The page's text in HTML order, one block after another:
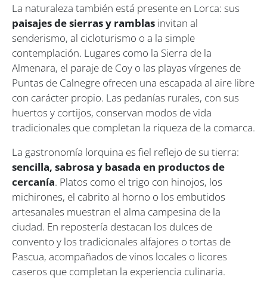
La naturaleza también está presente en Lorca: sus
paisajes de sierras y ramblas invitan al
senderismo, al cicloturismo o a la simple
contemplación. Lugares como la Sierra de la
Almenara, el paraje de Coy o las playas vírgenes de
Puntas de Calnegre ofrecen una escapada al aire libre
con carácter propio. Las pedanías rurales, con sus
huertos y cortijos, conservan modos de vida
tradicionales que completan la riqueza de la comarca.
La gastronomía lorquina es fiel reflejo de su tierra:
sencilla, sabrosa y basada en productos de
cercanía. Platos como el trigo con hinojos, los
michirones, el cabrito al horno o los embutidos
artesanales muestran el alma campesina de la
ciudad. En repostería destacan los dulces de
convento y los tradicionales alfajores o tortas de
Pascua, acompañados de vinos locales o licores
caseros que completan la experiencia culinaria.